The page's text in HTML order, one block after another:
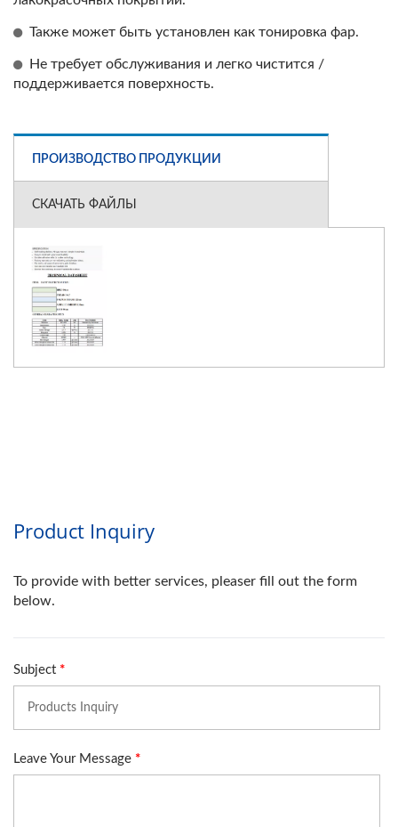
Также может быть установлен как тонировка фар.
Не требует обслуживания и легко чистится /
поддерживается поверхность.
ПРОИЗВОДСТВО ПРОДУКЦИИ
СКАЧАТЬ ФАЙЛЫ